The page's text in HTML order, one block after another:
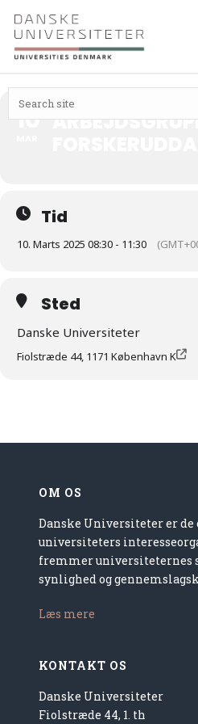
10
Tid
10. Marts 2025 08:30 - 11:30
Sted
Danske Universiteter
Fiolstræde 44, 1171 København K
OM OS
Danske Universiteter er de
universiteters
fremmer universiteternes
synlighed og
Læs mere
KONTAKT OS
Danske Universiteter
Fiolstræde 44, 1. th